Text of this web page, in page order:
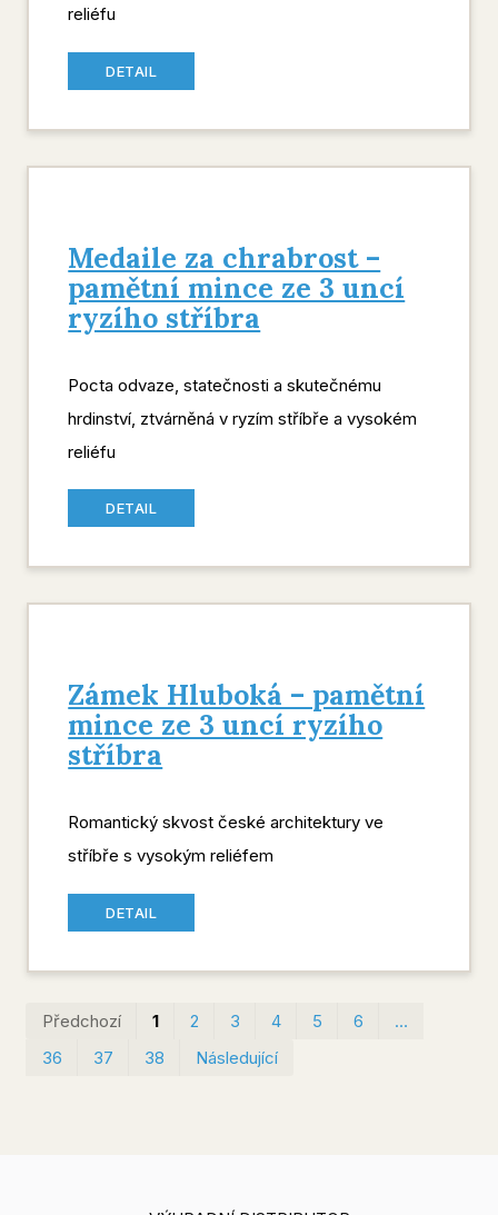
reliéfu
DETAIL
Medaile za chrabrost –
pamětní mince ze 3 uncí
ryzího stříbra
Pocta odvaze, statečnosti a skutečnému
hrdinství, ztvárněná v ryzím stříbře a vysokém
reliéfu
DETAIL
Zámek Hluboká – pamětní
mince ze 3 uncí ryzího
stříbra
Romantický skvost české architektury ve
stříbře s vysokým reliéfem
DETAIL
Předchozí 1 2 3 4 5 6
…
36
37 38 Následující